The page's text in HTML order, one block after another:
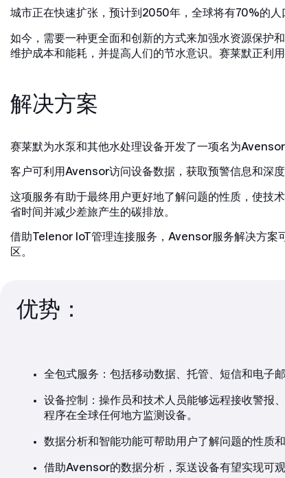
城市正在快速扩张，预计到2050年，全球将有70%的人
如今，需要一种更全面和创新的方式来加强水资源保护
维护成本和能耗，并提高人们的节水意识。赛莱默正利
解决方案
赛莱默为水泵和其他水处理设备开发了一项名为
客户可利用Avensor访问设备数据，获取预警信息和深
这项服务有助于最终用户更好地了解问题的性质，使技
省时间并减少差旅产生的碳排放。
借助Telenor IoT管理连接服务，Avensor服务解决方案
区。
优势：
全包式服务：包括移动数据、托管、短信和电子
设备控制：操作员和技术人员能够远程接收警报
程序在全球任何地方监测设备。
数据分析和智能功能可帮助用户了解问题的性质
借助Avensor的数据分析，泵送设备有望实现可